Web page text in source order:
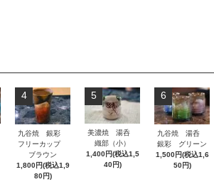
4
九谷焼 銀彩
フリーカップ
ブラウン
1,800円(税込1,9
80円)
5
美濃焼 湯呑
織部（小）
1,400円(税込1,5
40円)
6
九谷焼 湯呑
銀彩 グリーン
1,500円(税込1,6
50円)